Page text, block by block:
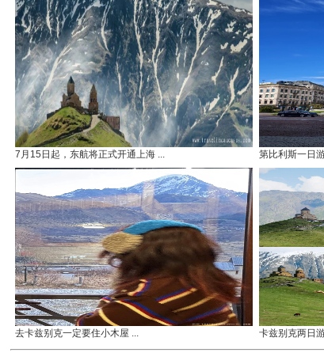
7月15日起，东航将正式开通上海 ... 第比利斯一日
去卡兹别克一定要住小木屋 ... 卡兹别克两日